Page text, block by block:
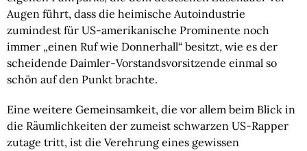
Augen führt, dass die heimische Autoindustrie
zumindest für US-amerikanische Prominente noch
immer „einen Ruf wie Donnerhall“ besitzt, wie es der
scheidende Daimler-Vorstandsvorsitzende einmal so
schön auf den Punkt brachte.
Eine weitere Gemeinsamkeit, die vor allem beim Blick in
die Räumlichkeiten der zumeist schwarzen US-Rapper
zutage tritt, ist die Verehrung eines gewissen